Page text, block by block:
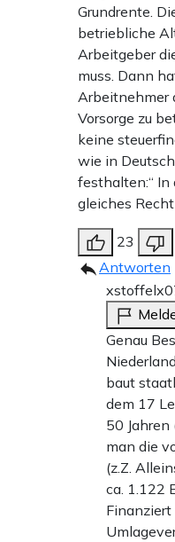
Grundrente.
betriebliche
Arbeitgeber
muss. Dann
Arbeitnehmer
Vorsorge zu
keine
wie in
festhalten:“ In
gleiches Recht
23
Antworten
xstoffelx
Genau
baut
dem 17
50
man die
(z.Z.
ca. 1.122